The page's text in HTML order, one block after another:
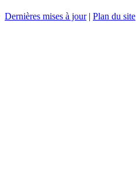
Dernières mises à jour| Plan du site